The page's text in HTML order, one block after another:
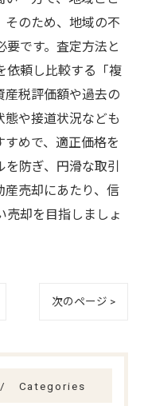
そのため、地域の不
です。査定方法と
依頼し比較する「複
産税評価額や過去の
態や接道状況なども
めで、適正価格を
防ぎ、円滑な取引
産売却にあたり、信
売却を目指しましょ
次のページ >
Categories